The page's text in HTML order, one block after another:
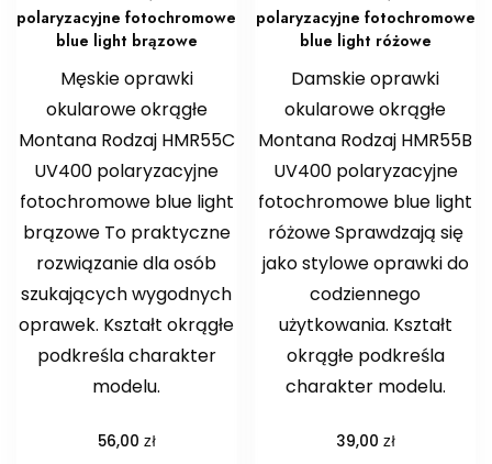
polaryzacyjne fotochromowe
blue light brązowe
Męskie oprawki
okularowe okrągłe
Montana Rodzaj HMR55C
UV400 polaryzacyjne
fotochromowe blue light
brązowe To praktyczne
rozwiązanie dla osób
szukających wygodnych
oprawek. Kształt okrągłe
podkreśla charakter
modelu.
56,00 zł
polaryzacyjne fotochromowe
blue light różowe
Damskie oprawki
okularowe okrągłe
Montana Rodzaj HMR55B
UV400 polaryzacyjne
fotochromowe blue light
różowe Sprawdzają się
jako stylowe oprawki do
codziennego
użytkowania. Kształt
okrągłe podkreśla
charakter modelu.
39,00 zł